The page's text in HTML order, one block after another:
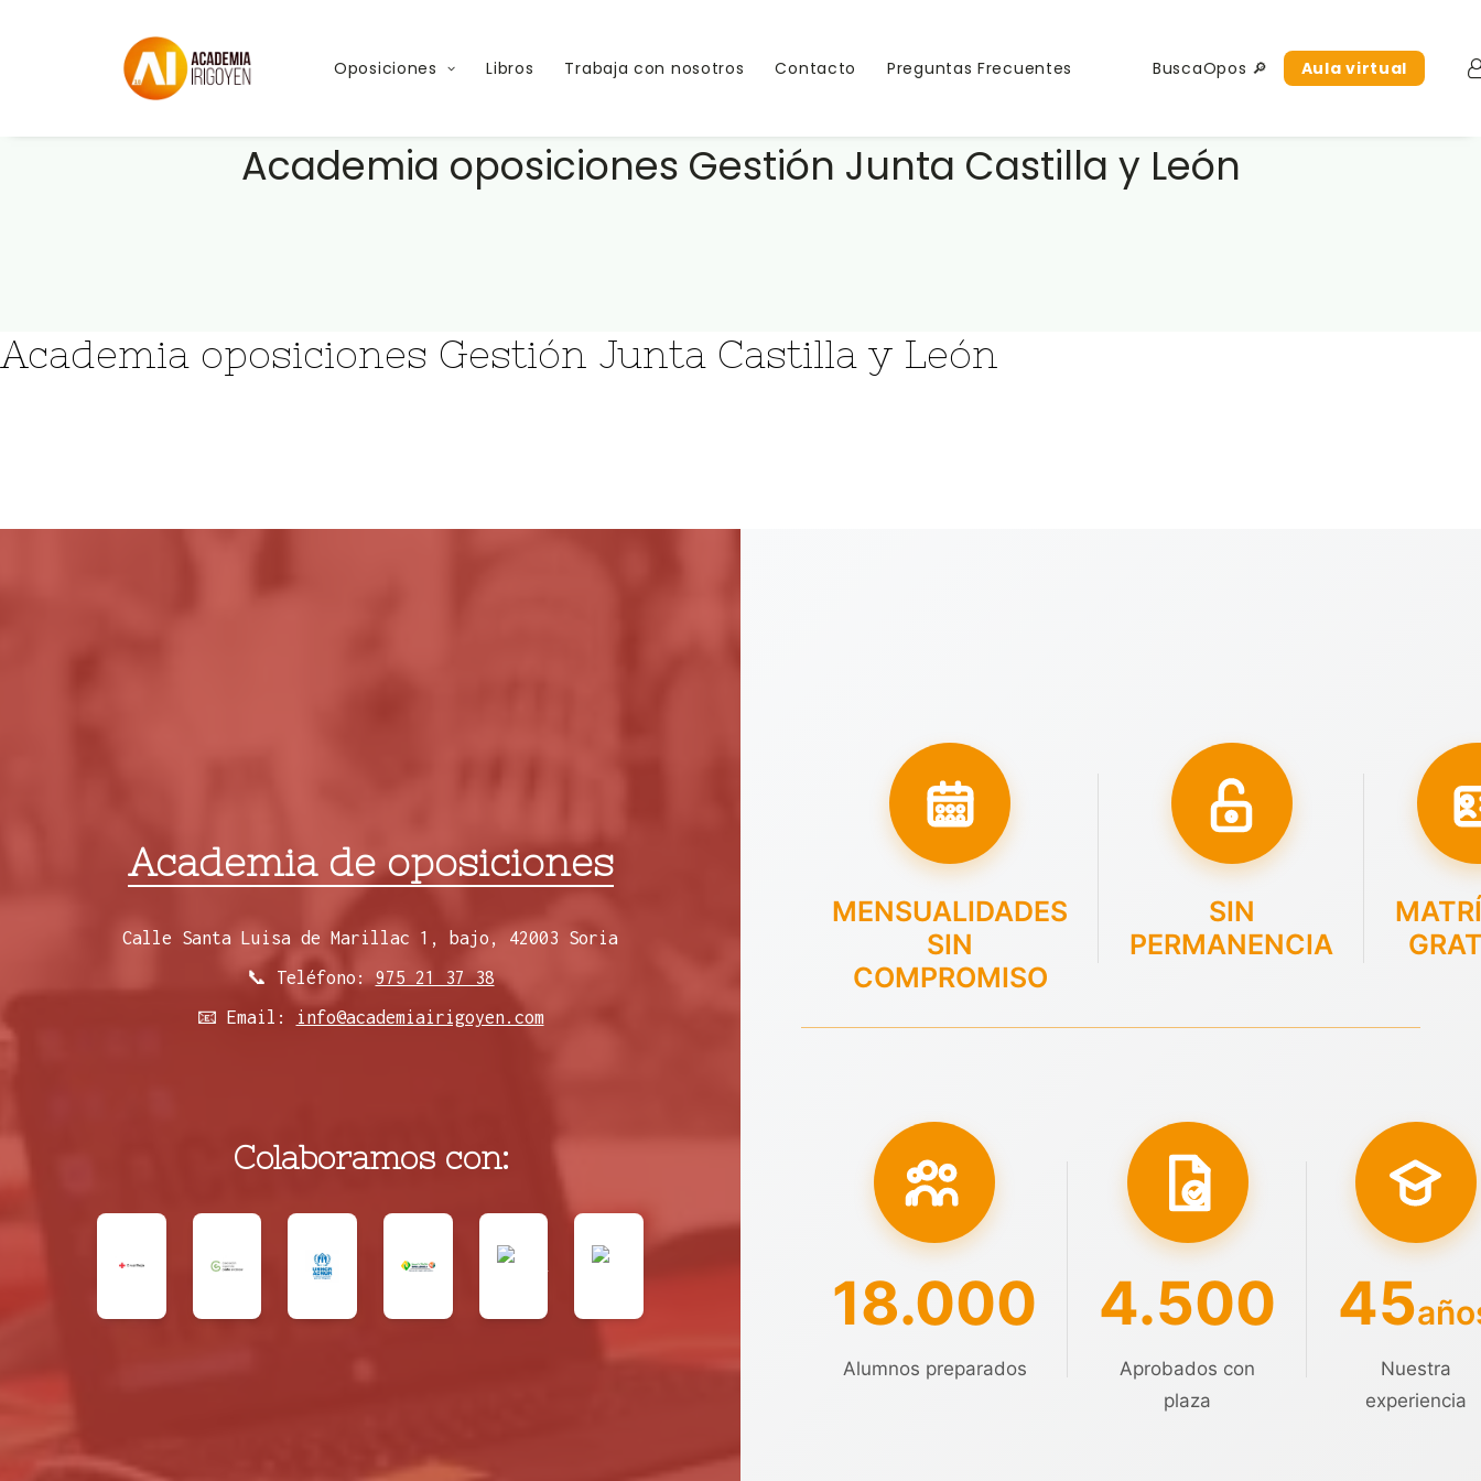
Oposiciones Libros Trabaja con nosotros Contacto Preguntas Frecuentes BuscaOpos 🔎 Aula virtual
Academia oposiciones Gestión Junta Castilla y León
Academia oposiciones Gestión Junta Castilla y León
Academia de oposiciones
Calle Santa Luisa de Marillac 1, bajo, 42003 Soria
📞 Teléfono: 975 21 37 38
📧 Email:
info@academiairigoyen.com
Colaboramos con:
MENSUALIDADES
SIN
COMPROMISO
SIN
PERMANENCIA
18.000
Alumnos preparados
4.500
Aprobados con
plaza
45
Nuestra
experiencia